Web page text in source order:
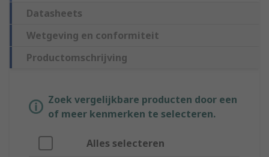
Datasheets
Wetgeving en conformiteit
Productomschrijving
Zoek vergelijkbare producten door een
of meer kenmerken te selecteren.
Alles selecteren